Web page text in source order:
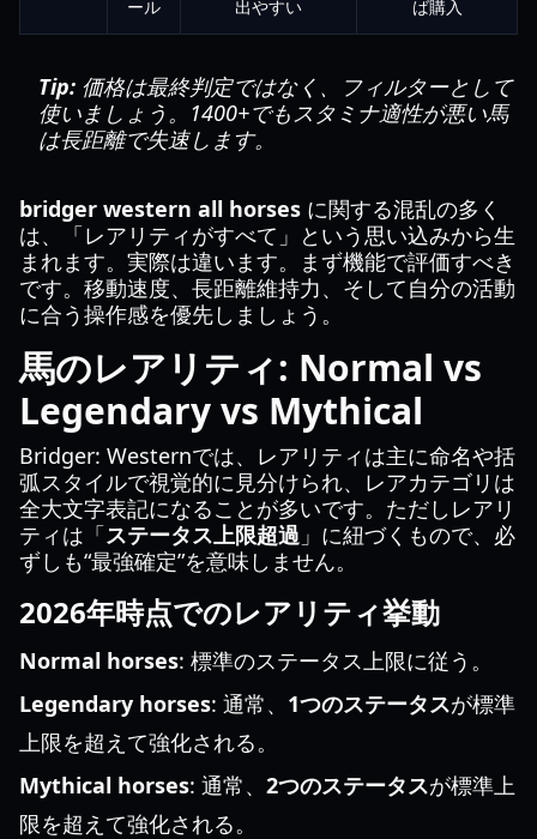
ール
出やすい
ば購入
Tip: 価格は最終判定ではなく、フィルターとして
使いましょう。1400+でもスタミナ適性が悪い馬
は長距離で失速します。
bridger western all horses に関する混乱の多く
は、「レアリティがすべて」という思い込みから生
まれます。実際は違います。まず機能で評価すべき
です。移動速度、長距離維持力、そして自分の活動
に合う操作感を優先しましょう。
馬のレアリティ: Normal vs
Legendary vs Mythical
Bridger: Westernでは、レアリティは主に命名や括
弧スタイルで視覚的に見分けられ、レアカテゴリは
全大文字表記になることが多いです。ただしレアリ
ティは「ステータス上限超過 」に紐づくもので、必
ずしも“最強確定”を意味しません。
2026年時点でのレアリティ挙動
Normal horses: 標準のステータス上限に従う。
Legendary horses: 通常、 1つのステータスが標準
上限を超えて強化される。
Mythical horses: 通常、 2つのステータスが標準上
限を超えて強化される。